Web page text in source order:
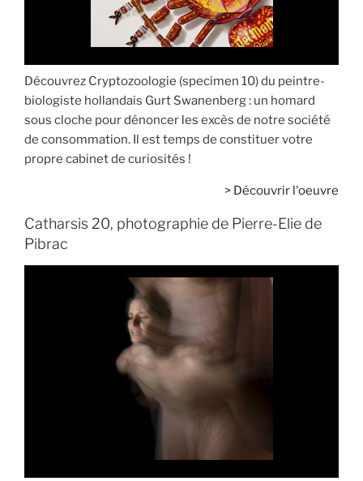
Découvrez Cryptozoologie (specimen 10) du peintre-
biologiste hollandais Gurt Swanenberg : un homard
sous cloche pour dénoncer les excès de notre société
de consommation. Il est temps de constituer votre
propre cabinet de curiosités !
> Découvrir l'oeuvre
Catharsis 20, photographie de Pierre-Elie de
Pibrac